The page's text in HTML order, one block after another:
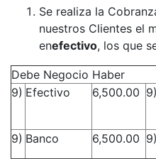
Se realiza la
nuestros Clientes el
enefectivo, los que
Debe Negocio Haber
9) Efectivo 6,500.00 9)
9) Banco 6,500.00 9)